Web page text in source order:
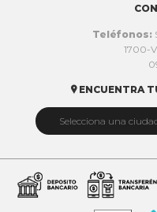
Teléfonos:
1700-
 ENCUENTRA
Selecciona una
Cuenca